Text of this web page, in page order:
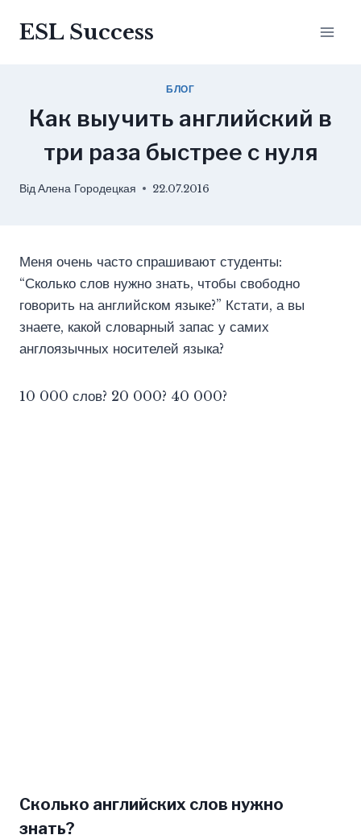
ESL Success
БЛОГ
Как выучить английский в
три раза быстрее с нуля
ВідАлена Городецкая 22.07.2016
Меня очень часто спрашивают студенты:
“Сколько слов нужно знать, чтобы свободно
говорить на английском языке?” Кстати, а вы
знаете, какой словарный запас у самих
англоязычных носителей языка?
10 000 слов? 20 000? 40 000?
Сколько английских слов нужно
знать?